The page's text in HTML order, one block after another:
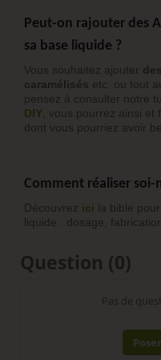
Peut-on rajouter des
sa base liquide ?
Vous souhaitez ajouter
caramélisés etc. ou tout
pensez à consulter notre
DIY , vous pourrez ainsi
dont vous pourriez avoir
Comment réaliser soi-
Découvrez ici la bible
liquide : dosage,
Question (0)
Pas de